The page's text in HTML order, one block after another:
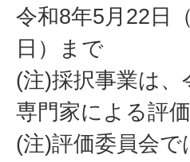
令和8年5月22日
日）まで
(注)採択事業は
専門家による評
(注)評価委員会